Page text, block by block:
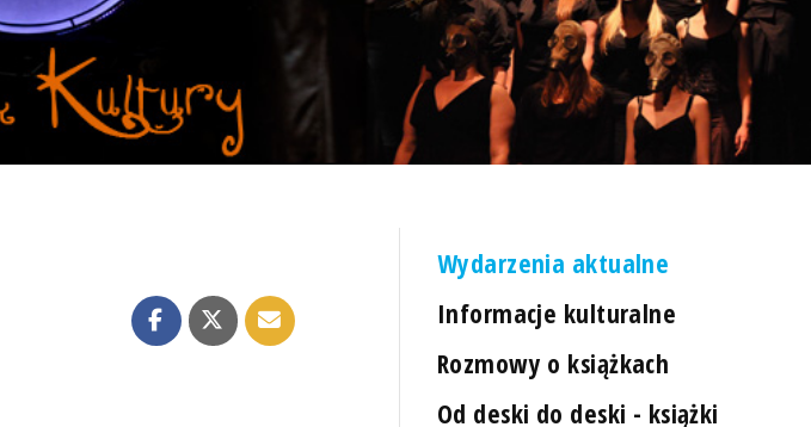
Wydarzenia aktualne
Informacje kulturalne
Rozmowy o książkach
Od deski do deski - książki